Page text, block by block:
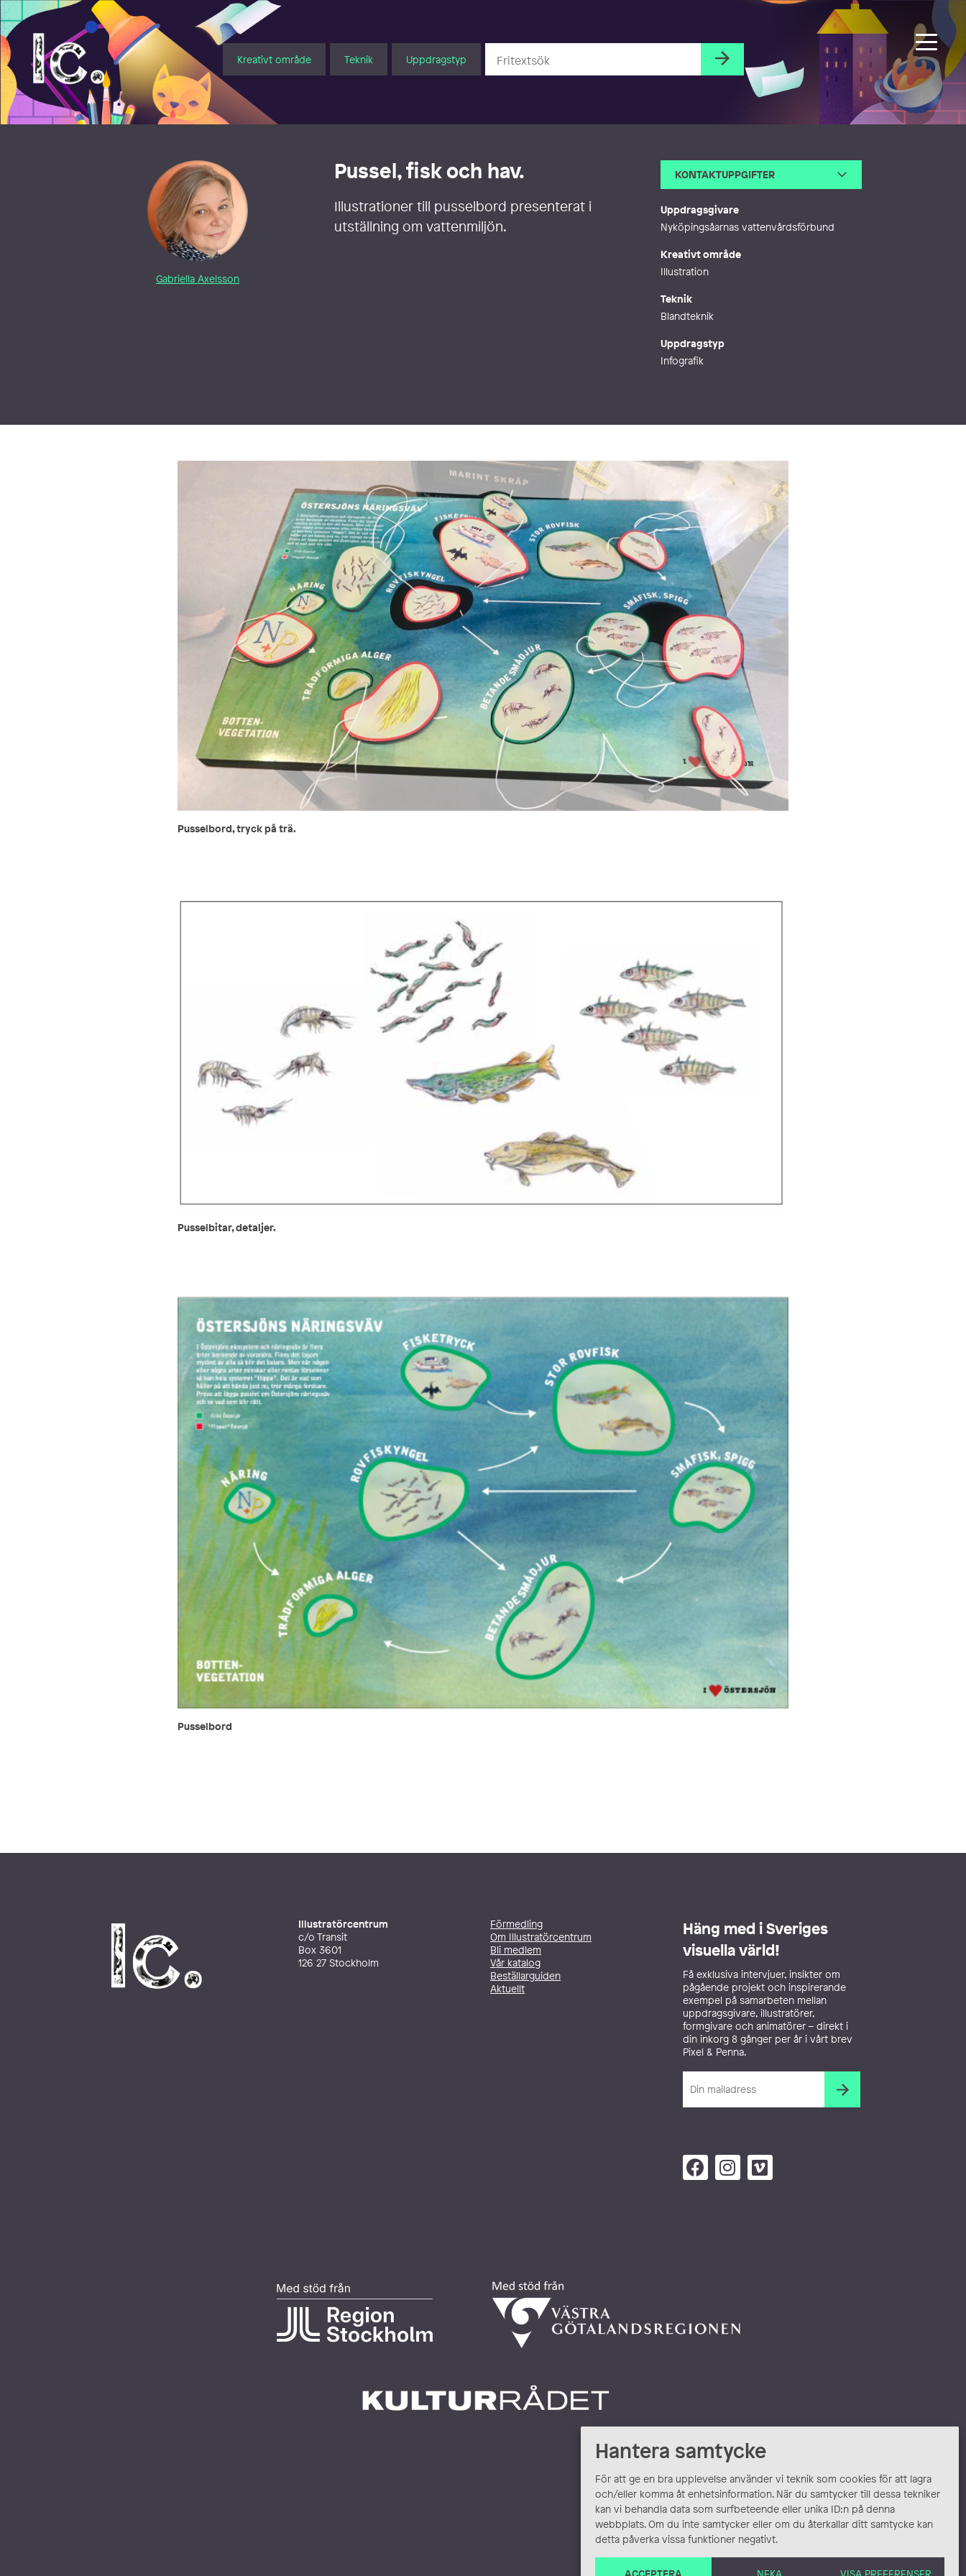
Hantera samtycke
För att ge en bra upplevelse använder vi teknik som cookies för att lagra
och/eller komma åt enhetsinformation. När du samtycker till dessa tekniker
kan vi behandla data som surfbeteende eller unika ID:n på denna
webbplats. Om du inte samtycker eller om du återkallar ditt samtycke kan
detta påverka vissa funktioner negativt.
ACCEPTERA NEKA VISA PREFERENSER
Illustratörcentrum
Kreativt område Teknik Uppdragstyp
Gabriella Axelsson
Pussel, fisk och hav.
Illustrationer till pusselbord presenterat i
utställning om vattenmiljön.
KONTAKTUPPGIFTER
Uppdragsgivare
Nyköpingsåarnas vattenvårdsförbund
Kreativt område
Illustration
Teknik
Blandteknik
Uppdragstyp
Infografik
Pusselbord, tryck på trä.
Pusselbitar, detaljer.
Pusselbord
Illustratörcentrum
c/o Transit
Box 3601
126 27 Stockholm
Förmedling
Om Illustratörcentrum
Bli medlem
Vår katalog
Beställarguiden
Aktuellt
Häng med i Sveriges
visuella värld!
Få exklusiva intervjuer, insikter om
pågående projekt och inspirerande
exempel på samarbeten mellan
uppdragsgivare, illustratörer,
formgivare och animatörer – direkt i
din inkorg 8 gånger per år i vårt brev
Pixel & Penna.